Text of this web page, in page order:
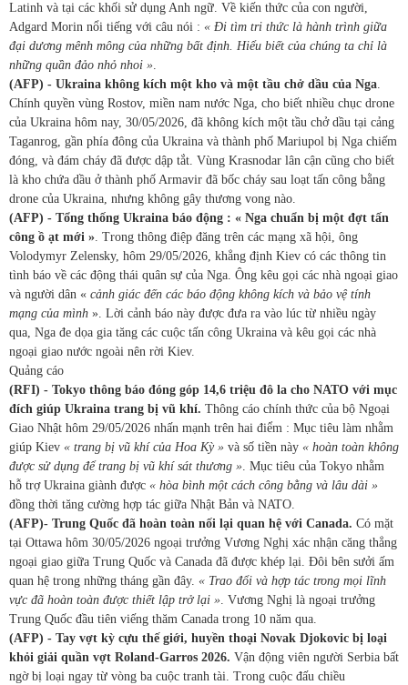
Latinh và tại các khối sử dụng Anh ngữ. Về kiến thức của con người,
Adgard Morin nổi tiếng với câu nói : « Đi tìm tri thức là hành trình giữa
đại dương mênh mông của những bất định. Hiểu biết của chúng ta chỉ là
những quần đảo nhỏ nhoi ».
(AFP) - Ukraina không kích một kho và một tầu chở dầu của Nga.
Chính quyền vùng Rostov, miền nam nước Nga, cho biết nhiều chục drone
của Ukraina hôm nay, 30/05/2026, đã không kích một tầu chở dầu tại cảng
Taganrog, gần phía đông của Ukraina và thành phố Mariupol bị Nga chiếm
đóng, và đám cháy đã được dập tắt. Vùng Krasnodar lân cận cũng cho biết
là kho chứa dầu ở thành phố Armavir đã bốc cháy sau loạt tấn công bằng
drone của Ukraina, nhưng không gây thương vong nào.
(AFP) - Tổng thống Ukraina báo động : « Nga chuẩn bị một đợt tấn
công ồ ạt mới ». Trong thông điệp đăng trên các mạng xã hội, ông
Volodymyr Zelensky, hôm 29/05/2026, khẳng định Kiev có các thông tin
tình báo về các động thái quân sự của Nga. Ông kêu gọi các nhà ngoại giao
và người dân « cảnh giác đến các báo động không kích và bảo vệ tính
mạng của mình ». Lời cảnh báo này được đưa ra vào lúc từ nhiều ngày
qua, Nga đe dọa gia tăng các cuộc tấn công Ukraina và kêu gọi các nhà
ngoại giao nước ngoài nên rời Kiev.
Quảng cáo
(RFI) - Tokyo thông báo đóng góp 14,6 triệu đô la cho NATO với mục
đích giúp Ukraina trang bị vũ khí. Thông cáo chính thức của bộ Ngoại
Giao Nhật hôm 29/05/2026 nhấn mạnh trên hai điểm : Mục tiêu làm nhằm
giúp Kiev « trang bị vũ khí của Hoa Kỳ » và số tiền này « hoàn toàn không
được sử dụng để trang bị vũ khí sát thương ». Mục tiêu của Tokyo nhằm
hỗ trợ Ukraina giành được « hòa bình một cách công bằng và lâu dài »
đồng thời tăng cường hợp tác giữa Nhật Bản và NATO.
(AFP)- Trung Quốc đã hoàn toàn nối lại quan hệ với Canada. Có mặt
tại Ottawa hôm 30/05/2026 ngoại trưởng Vương Nghị xác nhận căng thẳng
ngoại giao giữa Trung Quốc và Canada đã được khép lại. Đôi bên sưởi ấm
quan hệ trong những tháng gần đây. « Trao đổi và hợp tác trong mọi lĩnh
vực đã hoàn toàn được thiết lập trở lại ». Vương Nghị là ngoại trưởng
Trung Quốc đầu tiên viếng thăm Canada trong 10 năm qua.
(AFP) - Tay vợt kỳ cựu thế giới, huyền thoại Novak Djokovic bị loại
khỏi giải quần vợt Roland-Garros 2026. Vận động viên người Serbia bất
ngờ bị loại ngay từ vòng ba cuộc tranh tài. Trong cuộc đấu chiều